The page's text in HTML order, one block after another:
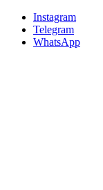
Instagram
Telegram
WhatsApp